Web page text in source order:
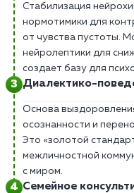
Стабилизация
нормотимики для
от чувства пустоты.
нейролептики для
создает базу для
Диалектико-
Основа
осознанности и
Это «золотой
межличностной
с миром.
Семейное